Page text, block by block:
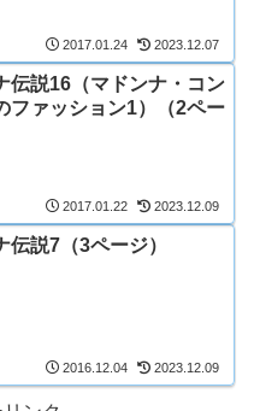
2017.01.24 2023.12.07
伝説16（マドンナ・コン
ファッション1）（2ペー
2017.01.22 2023.12.09
伝説7（3ページ）
2016.12.04 2023.12.09